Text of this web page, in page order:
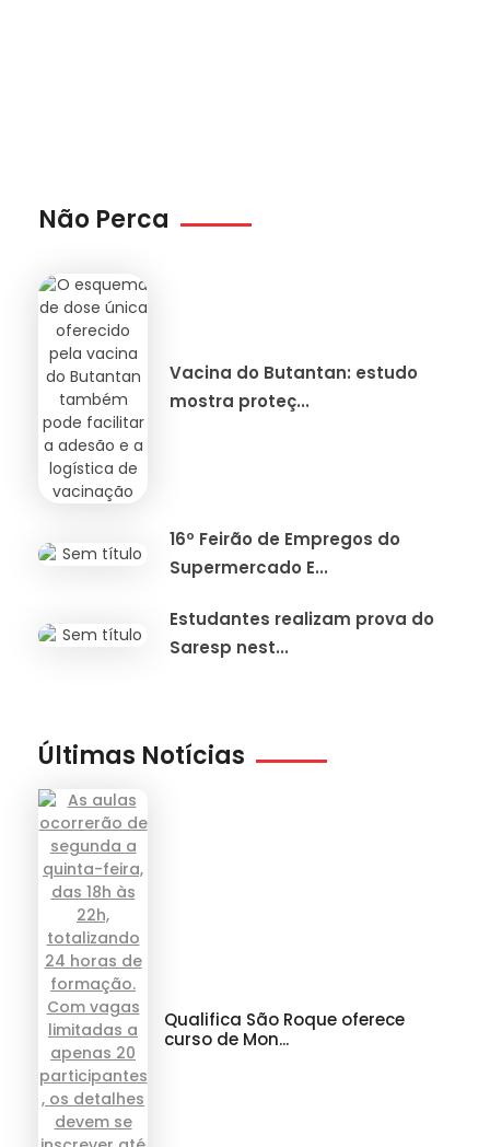
Não Perca
Vacina do Butantan: estudo
mostra proteç...
16º Feirão de Empregos do
Supermercado E...
Estudantes realizam prova do
Saresp nest...
Últimas Notícias
Qualifica São Roque oferece
curso de Mon...